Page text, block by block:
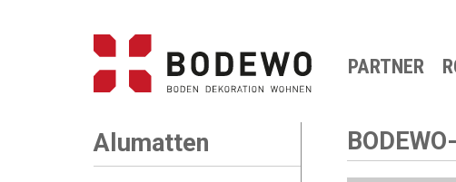
PARTNER
Alumatten